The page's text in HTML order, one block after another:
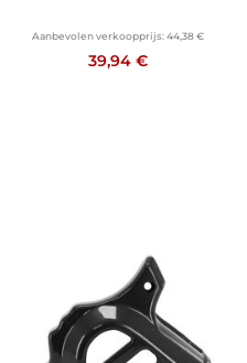
Aanbevolen verkoopprijs:44,38 €
39,94 €